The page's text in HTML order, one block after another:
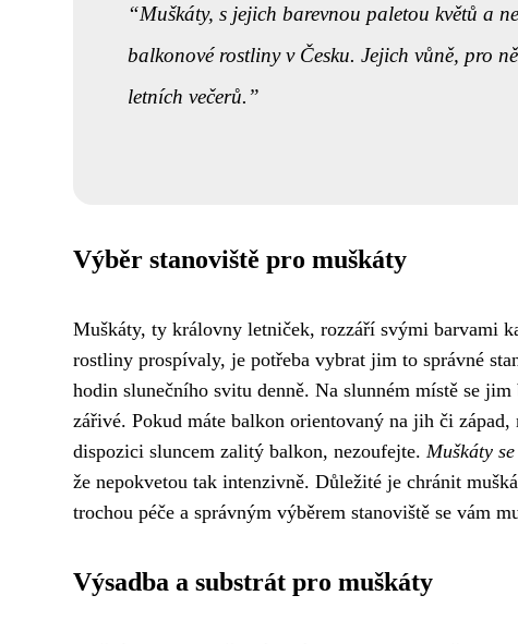
Muškáty, s jejich barevnou paletou květů a
balkonové rostliny v Česku. Jejich vůně, pro
letních večerů.
Výběr stanoviště pro muškáty
Muškáty, ty královny letniček, rozzáří svými barvami
rostliny prospívaly, je potřeba vybrat jim to správné
hodin slunečního svitu denně. Na slunném místě se
zářivé. Pokud máte balkon orientovaný na jih či
dispozici sluncem zalitý balkon, nezoufejte. Muškáty
že nepokvetou tak intenzivně. Důležité je chránit
trochou péče a správným výběrem stanoviště se vám
Výsadba a substrát pro muškáty